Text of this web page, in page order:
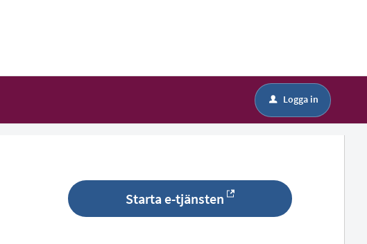
u Logga in
Starta e-tjänsten